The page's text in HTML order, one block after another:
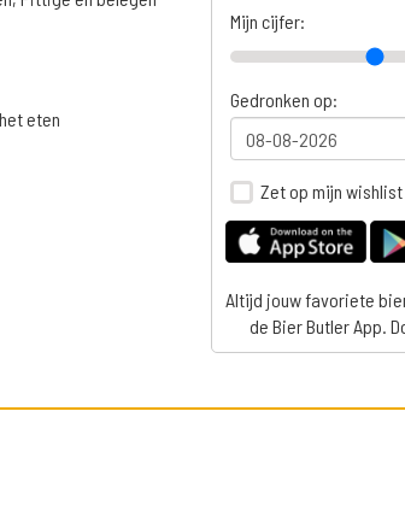
eten
Mijn cijfer:
Gedronken op:
Zet op mijn wishlist
Altijd jouw favoriete
de Bier Butler App.